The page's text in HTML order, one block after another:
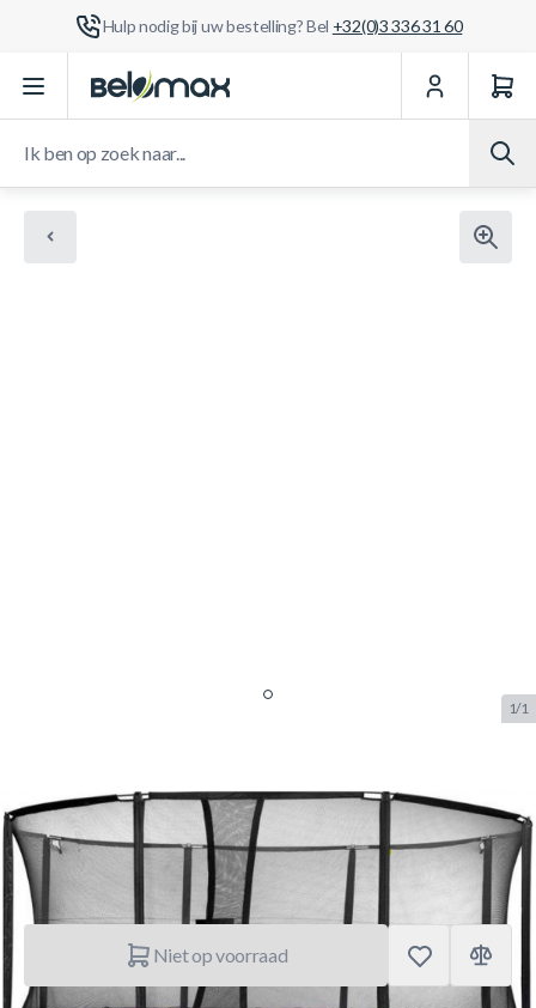
Hulp nodig bij uw bestelling? Bel +32(0)3 336 31 60
Ga naar de inhoud
1/1
Net 330 los JS
SKU:BERG.50.30.72.21 Merk:
€ 179.–
Niet op voorraad